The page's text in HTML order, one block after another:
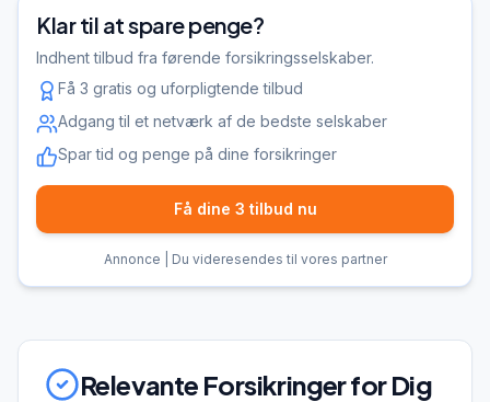
Klar til at spare penge?
Indhent tilbud fra førende forsikringsselskaber.
Få 3 gratis og uforpligtende tilbud
Adgang til et netværk af de bedste selskaber
Spar tid og penge på dine forsikringer
Få dine 3 tilbud nu
Annonce | Du videresendes til vores partner
Relevante Forsikringer for Dig